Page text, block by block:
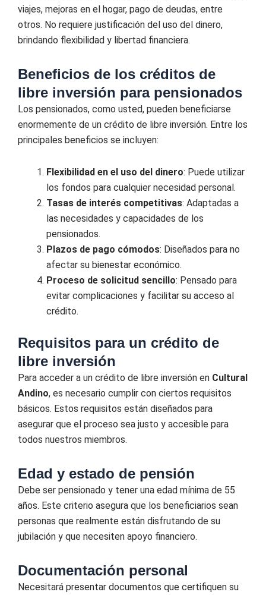
viajes, mejoras en el hogar, pago de deudas, entre
otros. No requiere justificación del uso del dinero,
brindando flexibilidad y libertad financiera.
Beneficios de los créditos de
libre inversión para pensionados
Los pensionados, como usted, pueden beneficiarse
enormemente de un crédito de libre inversión. Entre los
principales beneficios se incluyen:
Flexibilidad en el uso del dinero: Puede utilizar
los fondos para cualquier necesidad personal.
Tasas de interés competitivas: Adaptadas a
las necesidades y capacidades de los
pensionados.
Plazos de pago cómodos: Diseñados para no
afectar su bienestar económico.
Proceso de solicitud sencillo: Pensado para
evitar complicaciones y facilitar su acceso al
crédito.
Requisitos para un crédito de
libre inversión
Para acceder a un crédito de libre inversión en Cultural
Andino, es necesario cumplir con ciertos requisitos
básicos. Estos requisitos están diseñados para
asegurar que el proceso sea justo y accesible para
todos nuestros miembros.
Edad y estado de pensión
Debe ser pensionado y tener una edad mínima de 55
años. Este criterio asegura que los beneficiarios sean
personas que realmente están disfrutando de su
jubilación y que necesiten apoyo financiero.
Documentación personal
Necesitará presentar documentos que certifiquen su